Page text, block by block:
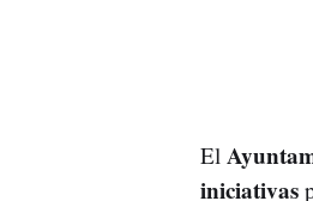
El
iniciativas